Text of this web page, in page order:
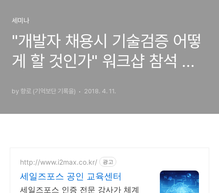
세미나
"개발자 채용시 기술검증 어떻
게 할 것인가" 워크샵 참석 후
by 향로 (기억보단 기록을) 2018. 4. 11.
http://www.i2max.co.kr/ 광고
세일즈포스 공인 교육센터
세일즈포스 인증 전문 강사가 체계